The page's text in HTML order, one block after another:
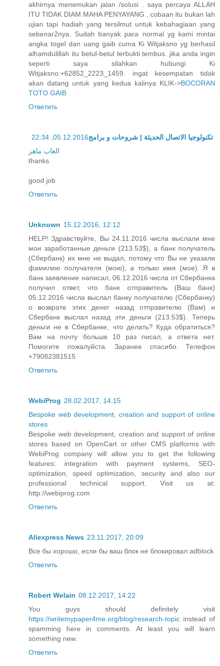
akhirnya menemukan jalan /solusi . saya percaya ALLAH
ITU TIDAK DIAM MAHA PENYAYANG , cobaan itu bukan lah
ujian tapi hadiah yang tersilmut untuk kebahagiaan yang
sebenar2nya. Sudah banyak para normal yg kami mintai
angka togel dan uang gaib cuma Ki Witjaksno yg berhasil
alhamdulillah itu betul-betul terbukti tembus. jika anda ingin
seperti saya silahkan hubungi Ki
Witjaksno:+62852_2223_1459. ingat kesempatan tidak
akan datang untuk yang kedua kalinya KLIK->BOCORAN
TOTO GAIB
Ответить
تكنولوجيا الاتصال الحديثة | شروحات و برامج05.12.2016, 22:34
العاب ماهر
thanks
good job
Ответить
Unknown 15.12.2016, 12:12
HELP! Здравствуйте, Вы 24.11.2016 числа выслали мне
мои заработанные деньги (213.53$), а банк получатель
(Сбербанк) их мне не выдал, потому что Вы не указали
фамилию получателя (мою), а только имя (мое). Я в
банк заявление написал, 06.12.2016 числа от Сбербанка
получил ответ, что банк отправитель (Ваш банк)
05.12.2016 числа выслал банку получателю (Сбербанку)
о возврате этих денег назад отправителю (Вам) и
Сбербанк выслал назад эти деньги (213.53$). Теперь
деньги не в Сбербанке, что делать? Куда обратиться?
Вам на почту больше 10 раз писал, а ответа нет.
Помогите пожалуйста. Заранее спасибо. Телефон
+79082381515
Ответить
WebiProg 28.02.2017, 14:15
Bespoke web development, creation and support of online
stores
Bespoke web development, creation and support of online
stores based on OpenCart or other CMS platforms with
WebiProg company will allow you to get the following
features: integration with payment systems, SEO-
optimization, speed optimization, security and also our
professional technical support. Visit us at:
http://webiprog.com
Ответить
Aliexpress News 23.11.2017, 20:09
Все бы хорошо, если бы ваш блок не блокировал adblock
Ответить
Robert Welain 08.12.2017, 14:22
You guys should definitely visit
https://writemypaper4me.org/blog/research-topic instead of
spamming here in comments. At least you will learn
something new.
Ответить